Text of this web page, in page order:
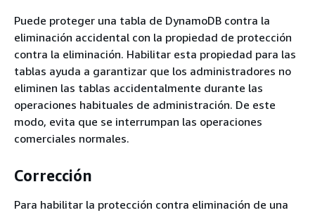
Puede proteger una tabla de DynamoDB contra la
eliminación accidental con la propiedad de protección
contra la eliminación. Habilitar esta propiedad para las
tablas ayuda a garantizar que los administradores no
eliminen las tablas accidentalmente durante las
operaciones habituales de administración. De este
modo, evita que se interrumpan las operaciones
comerciales normales.
Corrección
Para habilitar la protección contra eliminación de una